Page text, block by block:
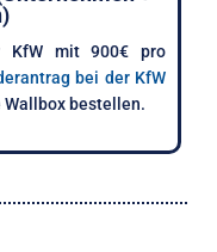
KfW mit 900€ pro
bei der KfW
bestellen.